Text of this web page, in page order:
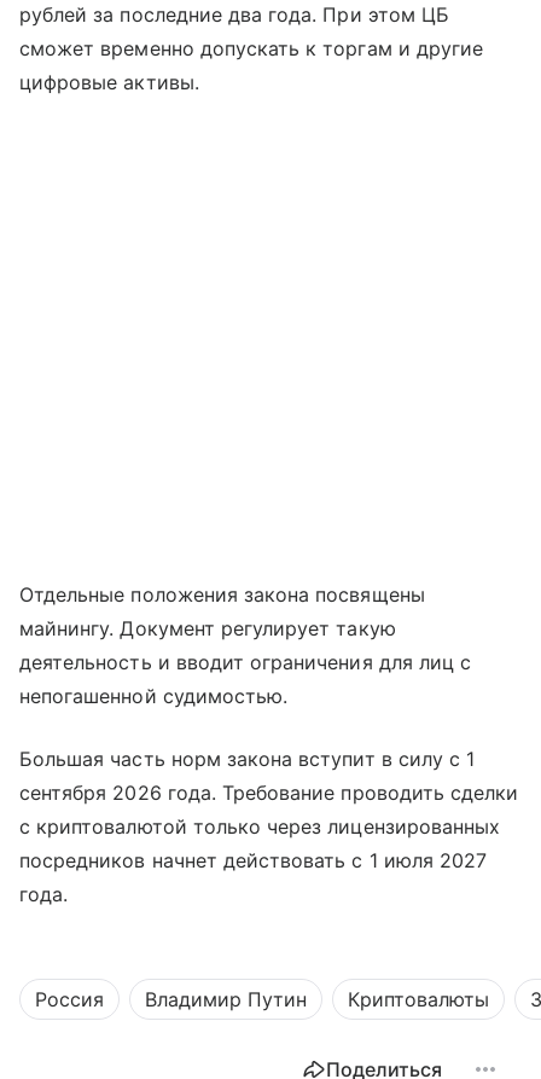
рублей за последние два года. При этом ЦБ
сможет временно допускать к торгам и другие
цифровые активы.
Отдельные положения закона посвящены
майнингу. Документ регулирует такую
деятельность и вводит ограничения для лиц с
непогашенной судимостью.
Большая часть норм закона вступит в силу с 1
сентября 2026 года. Требование проводить сделки
с криптовалютой только через лицензированных
посредников начнет действовать с 1 июля 2027
года.
Россия Владимир Путин Криптовалюты
Поделиться